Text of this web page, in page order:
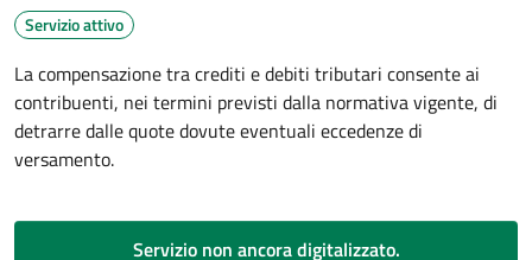
Servizio attivo
La compensazione tra crediti e debiti tributari consente ai
contribuenti, nei termini previsti dalla normativa vigente, di
detrarre dalle quote dovute eventuali eccedenze di
versamento.
Servizio non ancora digitalizzato.